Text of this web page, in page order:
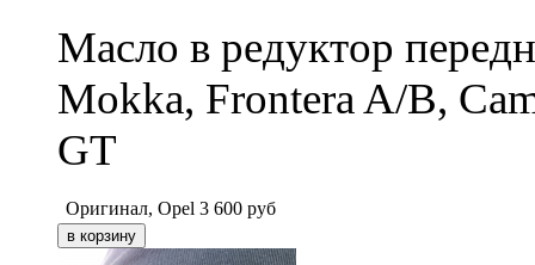
Масло в редуктор
Mokka, Frontera A/B,
GT
Оригинал, Opel 3 600 руб